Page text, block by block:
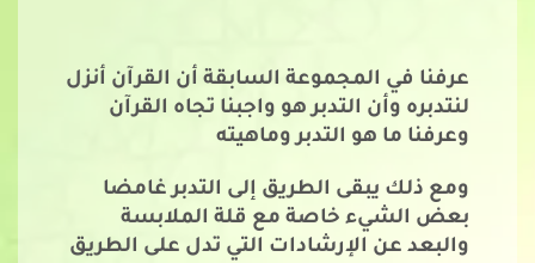
عرفنا في المجموعة السابقة أن القرآن أنزل
لنتدبره وأن التدبر هو واجبنا تجاه القرآن
وعرفنا ما هو التدبر وماهيته
ومع ذلك يبقى الطريق إلى التدبر غامضا
بعض الشيء خاصة مع قلة الملابسة
والبعد عن الإرشادات التي تدل على الطريق